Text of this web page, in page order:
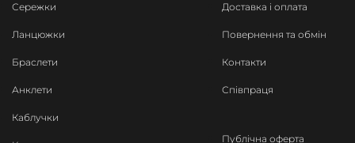
Сережки
Ланцюжки
Браслети
Анклети
Каблучки
Доставка і оплата
Повернення та обмін
Контакти
Співпраця
Публічна оферта